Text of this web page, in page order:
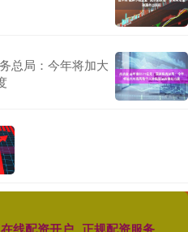
总局：今年将加大
在线配资开户 正规配资服务